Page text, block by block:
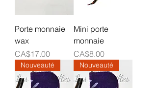
Porte monnaie
wax
Prix
CA$17.00
Mini porte
monnaie
Prix
CA$8.00
Nouveauté Nouveauté